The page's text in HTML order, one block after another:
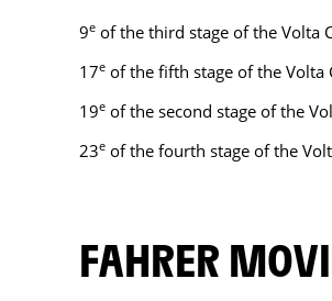
9e of the third stage of the Volta
17e of the fifth stage of the Volta
19e of the second stage of the
23e of the fourth stage of the
FAHRER